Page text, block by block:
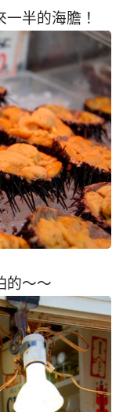
半的海膽！
的～～